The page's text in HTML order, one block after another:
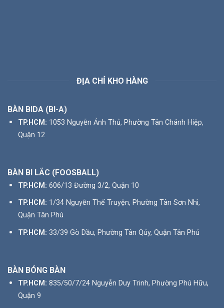
ĐỊA CHỈ KHO HÀNG
BÀN BIDA (BI-A)
TP.HCM: 1053 Nguyễn Ảnh Thủ, Phường Tân Chánh Hiệp,
Quận 12
BÀN BI LẮC (FOOSBALL)
TP.HCM: 606/13 Đường 3/2, Quận 10
TP.HCM: 1/34 Nguyễn Thế Truyện, Phường Tân Sơn Nhì,
Quận Tân Phú
TP.HCM: 33/39 Gò Dầu, Phường Tân Qúy, Quận Tân Phú
BÀN BÓNG BÀN
TP.HCM: 835/50/7/24 Nguyễn Duy Trinh, Phường Phú Hữu,
Quận 9